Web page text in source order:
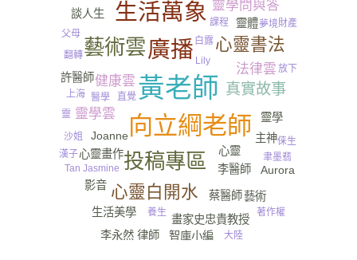
黃老師
向立綱老師
廣播
生活萬象
投稿專區
藝術雲
心靈白開水
心靈書法
真實故事
健康雲
靈學問與答
靈學雲
法律雲
心靈
李醫師
靈體
畫家史忠貴教授
Joanne
靈學
蔡醫師
心靈畫作
主神
李永然 律師
影音
談人生
生活美學
Aurora
藝術
許醫師
智庫小編
養生
Tan Jasmine
上海
Lily
白露
翻轉
沙姐
醫學
聿墨翡
夢境
父母
課程
大陸
直覺
俫生
靈
財產
放下
著作權
漢子